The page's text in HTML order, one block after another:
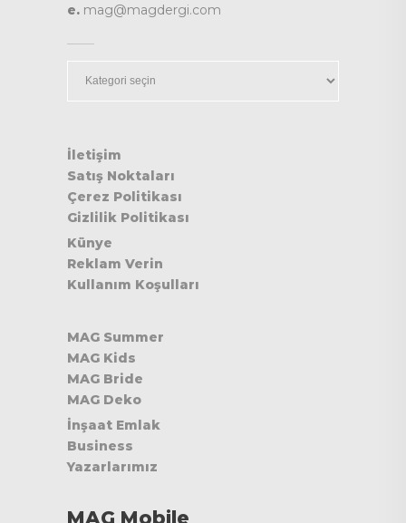
e. mag@magdergi.com
İletişim
Satış Noktaları
Çerez Politikası
Gizlilik Politikası
Künye
Reklam Verin
Kullanım Koşulları
MAG Summer
MAG Kids
MAG Bride
MAG Deko
İnşaat Emlak
Business
Yazarlarımız
MAG Mobile